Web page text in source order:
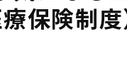
保険制度